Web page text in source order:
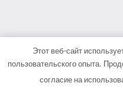
Этот веб-сайт
пользовательского опыта.
согласие на